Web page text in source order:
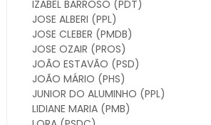
IZABEL BARROSO (PDT)
JOSE ALBERI (PPL)
JOSE CLEBER (PMDB)
JOSE OZAIR (PROS)
JOÃO ESTAVÃO (PSD)
JOÃO MÁRIO (PHS)
JUNIOR DO ALUMINHO (PPL)
LIDIANE MARIA (PMB)